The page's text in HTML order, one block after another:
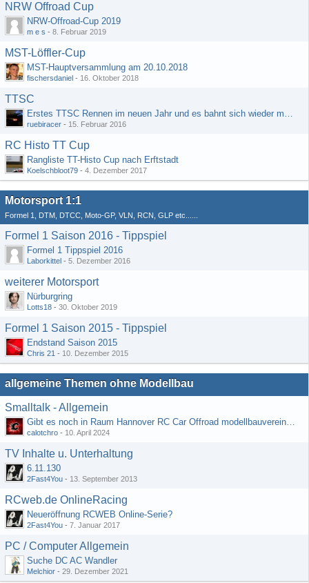
NRW Offroad Cup
NRW-Offroad-Cup 2019
m e s - 8. Februar 2019
MST-Löffler-Cup
MST-Hauptversammlung am 20.10.2018
fischersdaniel - 16. Oktober 2018
TTSC
Erstes TTSC Rennen im neuen Jahr und es bahnt sich wieder mal eine Rekordteilnehmerzahl an
ruebiracer - 15. Februar 2016
RC Histo TT Cup
Rangliste TT-Histo Cup nach Erftstadt
Koelschbloot79 - 4. Dezember 2017
Motorsport 1:1
Formel 1, DTM, DTCC, Moto-GP, VLN, RCN, GLP etc......
Formel 1 Saison 2016 - Tippspiel
Formel 1 Tippspiel 2016
Laborkittel - 5. Dezember 2016
weiterer Motorsport
Nürburgring
Lotts18 - 30. Oktober 2019
Formel 1 Saison 2015 - Tippspiel
Endstand Saison 2015
Chris 21 - 10. Dezember 2015
allgemeine Themen ohne Modellbau
Smalltalk - Allgemein
Gibt es noch in Raum Hannover RC Car Offroad modellbauvereine, habe selbst schon gegoogelt aber erfolglos
calotchro - 10. April 2024
TV Inhalte u. Unterhaltung
6.11.130
2Fast4You - 13. September 2013
RCweb.de OnlineRacing
Neueröffnung RCWEB Online-Serie?
2Fast4You - 7. Januar 2017
PC / Computer Allgemein
Suche DC AC Wandler
Melchior - 29. Dezember 2021